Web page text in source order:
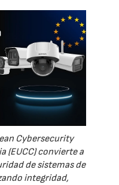
Cybersecurity
(EUCC) convierte a
de sistemas de
integridad,